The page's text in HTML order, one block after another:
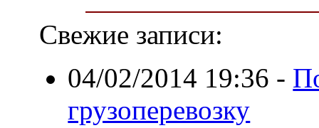
Свежие записи:
04/02/2014 19:36 -
грузоперевозку